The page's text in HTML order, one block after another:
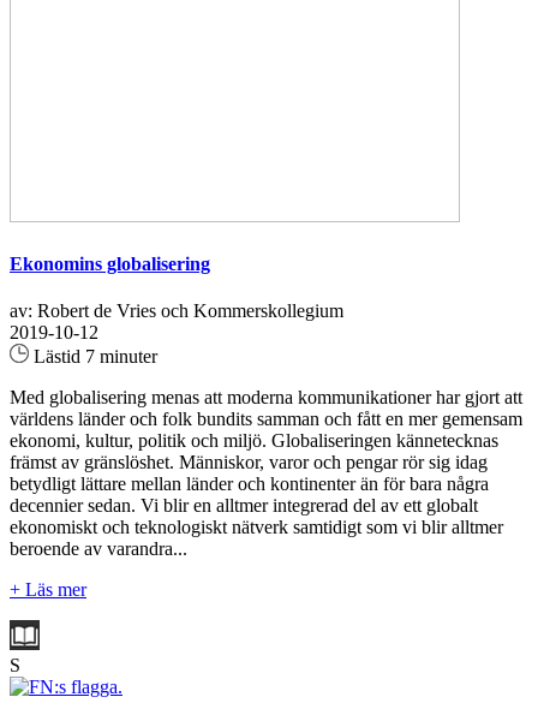
Ekonomins globalisering
av: Robert de Vries och Kommerskollegium
2019-10-12
Lästid 7 minuter
Med globalisering menas att moderna kommunikationer har gjort att
världens länder och folk bundits samman och fått en mer gemensam
ekonomi, kultur, politik och miljö. Globaliseringen kännetecknas
främst av gränslöshet. Människor, varor och pengar rör sig idag
betydligt lättare mellan länder och kontinenter än för bara några
decennier sedan. Vi blir en alltmer integrerad del av ett globalt
ekonomiskt och teknologiskt nätverk samtidigt som vi blir alltmer
beroende av varandra...
+ Läs mer
S